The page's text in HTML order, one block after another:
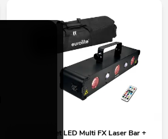
EUROLITE Set LED Multi FX Laser Bar +